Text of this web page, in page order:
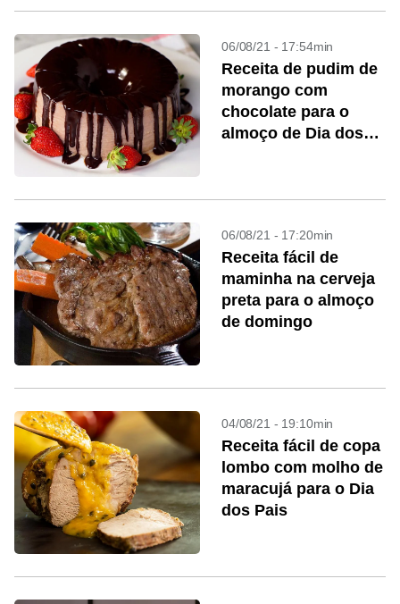
06/08/21 - 17:54min
Receita de pudim de
morango com
chocolate para o
almoço de Dia dos
06/08/21 - 17:20min
Receita fácil de
maminha na cerveja
preta para o almoço
de domingo
04/08/21 - 19:10min
Receita fácil de copa
lombo com molho de
maracujá para o Dia
dos Pais